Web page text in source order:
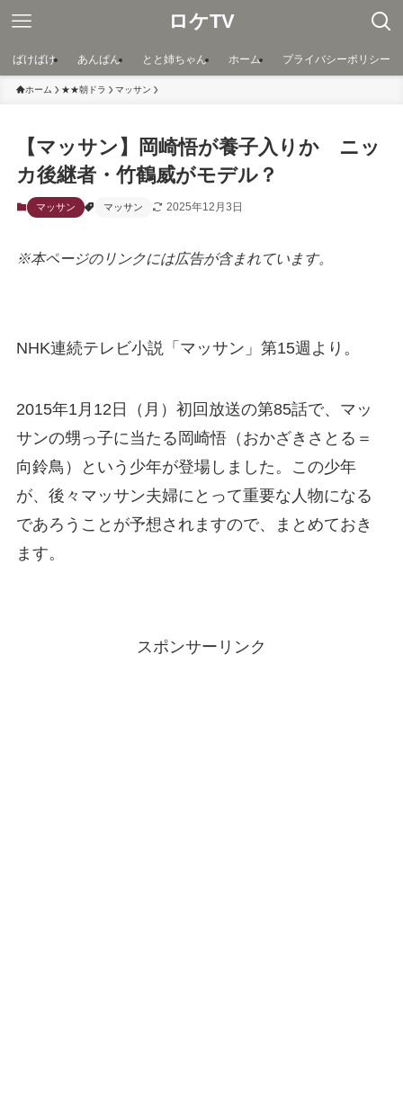
ロケTV
ばけばけ あんぱん とと姉ちゃん ホーム プライバシーポリシー
ホーム ★★朝ドラ マッサン
【マッサン】岡崎悟が養子入りか ニッ
カ後継者・竹鶴威がモデル？
マッサン マッサン 2025年12月3日
※本ページのリンクには広告が含まれています。
NHK連続テレビ小説「マッサン」第15週より。
2015年1月12日（月）初回放送の第85話で、マッ
サンの甥っ子に当たる岡崎悟（おかざきさとる＝
向鈴鳥）という少年が登場しました。この少年
が、後々マッサン夫婦にとって重要な人物になる
であろうことが予想されますので、まとめておき
ます。
スポンサーリンク